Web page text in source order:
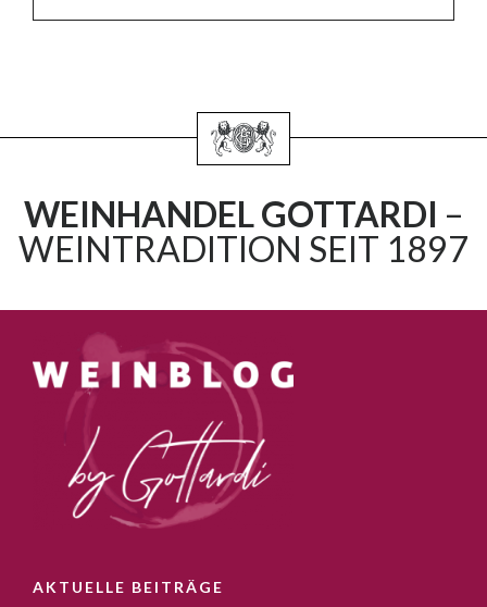
WEINHANDEL GOTTARDI –
WEINTRADITION SEIT 1897
AKTUELLE BEITRÄGE